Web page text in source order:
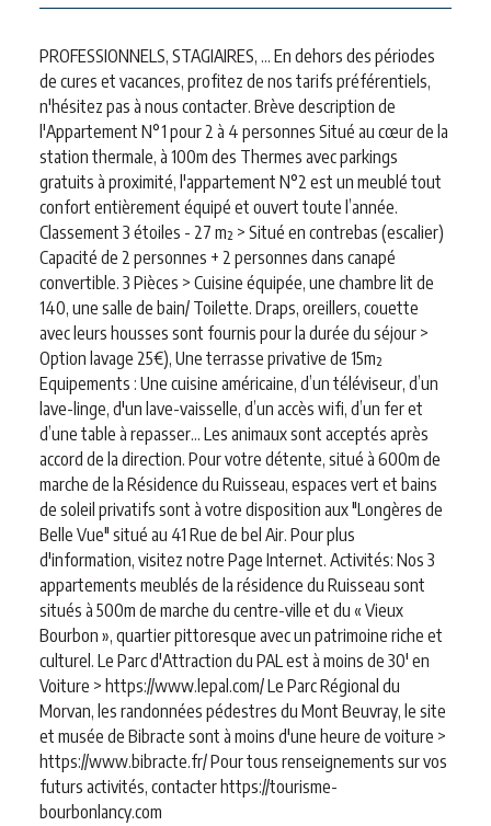
PROFESSIONNELS, STAGIAIRES, ... En dehors des périodes
de cures et vacances, profitez de nos tarifs préférentiels,
n'hésitez pas à nous contacter. Brève description de
l'Appartement N°1 pour 2 à 4 personnes Situé au cœur de la
station thermale, à 100m des Thermes avec parkings
gratuits à proximité, l'appartement N°2 est un meublé tout
confort entièrement équipé et ouvert toute l’année.
Classement 3 étoiles - 27 m² > Situé en contrebas (escalier)
Capacité de 2 personnes + 2 personnes dans canapé
convertible. 3 Pièces > Cuisine équipée, une chambre lit de
140, une salle de bain/ Toilette. Draps, oreillers, couette
avec leurs housses sont fournis pour la durée du séjour >
Option lavage 25€), Une terrasse privative de 15m²
Equipements : Une cuisine américaine, d’un téléviseur, d’un
lave-linge, d'un lave-vaisselle, d’un accès wifi, d’un fer et
d’une table à repasser... Les animaux sont acceptés après
accord de la direction. Pour votre détente, situé à 600m de
marche de la Résidence du Ruisseau, espaces vert et bains
de soleil privatifs sont à votre disposition aux "Longères de
Belle Vue" situé au 41 Rue de bel Air. Pour plus
d'information, visitez notre Page Internet. Activités: Nos 3
appartements meublés de la résidence du Ruisseau sont
situés à 500m de marche du centre-ville et du « Vieux
Bourbon », quartier pittoresque avec un patrimoine riche et
culturel. Le Parc d'Attraction du PAL est à moins de 30' en
Voiture > https://www.lepal.com/ Le Parc Régional du
Morvan, les randonnées pédestres du Mont Beuvray, le site
et musée de Bibracte sont à moins d'une heure de voiture >
https://www.bibracte.fr/ Pour tous renseignements sur vos
futurs activités, contacter https://tourisme-
bourbonlancy.com